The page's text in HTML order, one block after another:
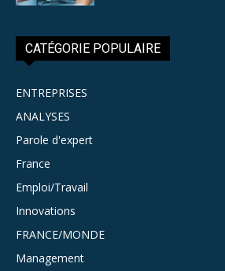
CATÉGORIE POPULAIRE
ENTREPRISES
ANALYSES
Parole d'expert
France
Emploi/Travail
Innovations
FRANCE/MONDE
Management